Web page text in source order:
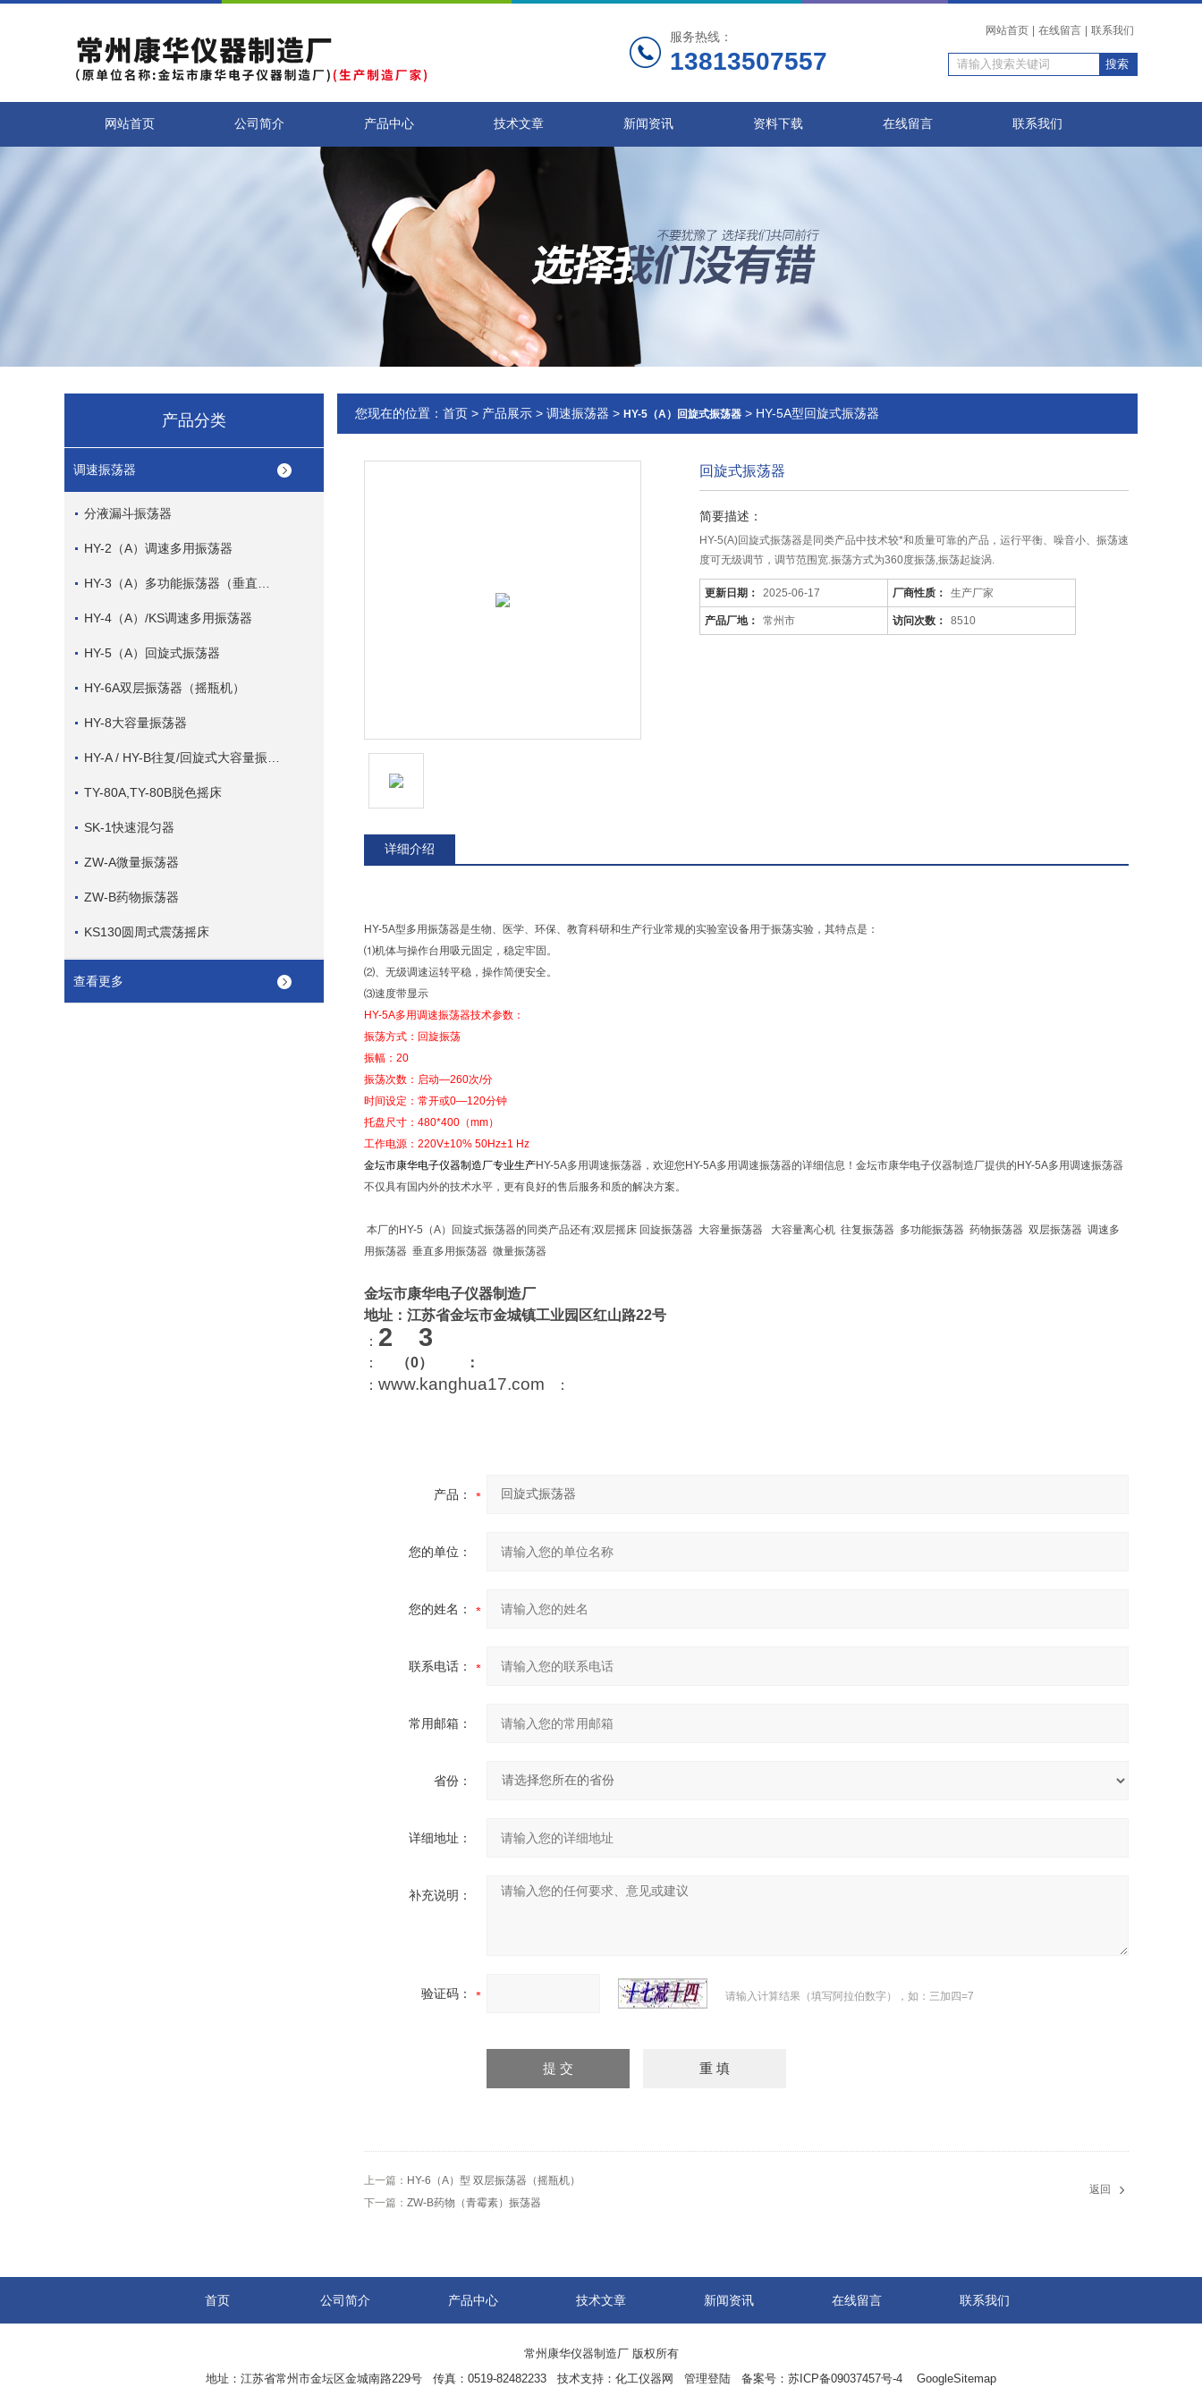
服务热线：
13813507557
网站首页 在线留言 联系我们
网站首页 公司简介 产品中心 技术文章 新闻资讯 资料下载 在线留言 联系我们
产品分类
调速振荡器
分液漏斗振荡器
HY-2（A）调速多用振荡器
HY-4（A）/KS调速多用振荡器
HY-5（A）回旋式振荡器
HY-6A双层振荡器（摇瓶机）
HY-8大容量振荡器
TY-80A,TY-80B脱色摇床
SK-1快速混匀器
ZW-A微量振荡器
ZW-B药物振荡器
KS130圆周式震荡摇床
查看更多
您现在的位置： 首页 > 产品展示 > 调速振荡器 > HY-5（A）回旋式振荡器 > HY-5A型回旋式振荡器
回旋式振荡器
简要描述：
HY-5(A)回旋式振荡器是同类产品中技术较*和质量可靠的产品，运行平衡、噪音小、振荡速
度可无级调节，调节范围宽.振荡方式为360度振荡,振荡起旋涡.
更新日期： 2025-06-17 厂商性质： 生产厂家
产品厂地： 常州市 访问次数： 8510
详细介绍
HY-5A型多用振荡器是生物、医学、环保、教育科研和生产行业常规的实验室设备用于振荡实验，其特点是：
⑴机体与操作台用吸元固定，稳定牢固。
⑵、无级调速运转平稳，操作简便安全。
⑶速度带显示
HY-5A多用调速振荡器技术参数：
振荡方式：回旋振荡
振幅：20
振荡次数：启动—260次/分
时间设定：常开或0—120分钟
托盘尺寸：480*400（mm）
工作电源：220V±10% 50Hz±1 Hz
金坛市康华电子仪器制造厂专业生产HY-5A多用调速振荡器，欢迎您HY-5A多用调速振荡器的详细信息！金坛市康华电子仪器制造厂提供的HY-5A多用调速振荡器
不仅具有国内外的技术水平，更有良好的售后服务和质的解决方案。
本厂的 HY-5（A）回旋式振荡器的同类产品还有;双层摇床 回旋振荡器 大容量振荡器 大容量离心机 往复振荡器 多功能振荡器 药物振荡器 双层振荡器 调速多
用振荡器 垂直多用振荡器 微量振荡器
金坛市康华电子仪器制造厂
地址：江苏省金坛市金城镇工业园区红山路22号
： 2 3
： （0）
：
： www.kanghua17.com ：
产品：
您的单位：
您的姓名：
联系电话：
常用邮箱：
省份：
详细地址：
补充说明：
验证码： 请输入计算结果（填写阿拉伯数字），如：三加四=7
上一篇： HY-6（A）型 双层振荡器（摇瓶机）
下一篇： ZW-B药物（青霉素）振荡器
返回
首页 公司简介 产品中心 技术文章 新闻资讯 在线留言 联系我们
常州康华仪器制造厂 版权所有
地址：江苏省常州市金坛区金城南路229号 传真：0519-82482233 技术支持： 化工仪器网 管理登陆 备案号： 苏ICP备09037457号-4 GoogleSitemap